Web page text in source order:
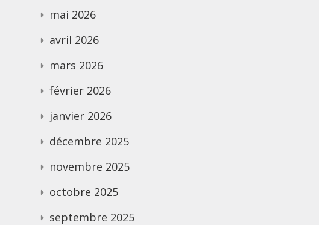
mai 2026
avril 2026
mars 2026
février 2026
janvier 2026
décembre 2025
novembre 2025
octobre 2025
septembre 2025